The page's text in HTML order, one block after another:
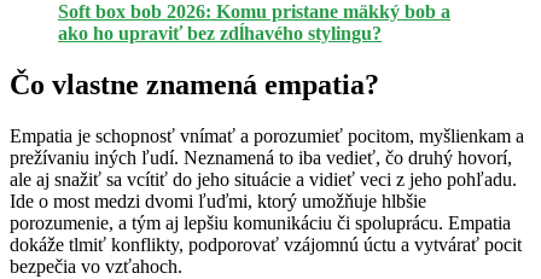
Soft box bob 2026: Komu pristane mäkký bob a
ako ho upraviť bez zdĺhavého stylingu?
Čo vlastne znamená empatia?
Empatia je schopnosť vnímať a porozumieť pocitom, myšlienkam a
prežívaniu iných ľudí. Neznamená to iba vedieť, čo druhý hovorí,
ale aj snažiť sa vcítiť do jeho situácie a vidieť veci z jeho pohľadu.
Ide o most medzi dvomi ľuďmi, ktorý umožňuje hlbšie
porozumenie, a tým aj lepšiu komunikáciu či spoluprácu. Empatia
dokáže tlmiť konflikty, podporovať vzájomnú úctu a vytvárať pocit
bezpečia vo vzťahoch.